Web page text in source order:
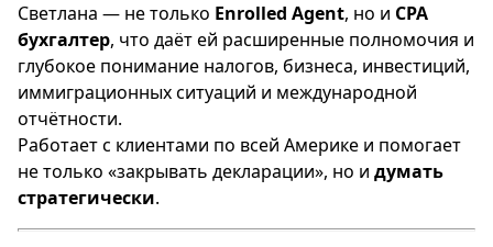
Светлана — не только Enrolled Agent, но и CPA
бухгалтер, что даёт ей расширенные полномочия и
глубокое понимание налогов, бизнеса, инвестиций,
иммиграционных ситуаций и международной
отчётности.
Работает с клиентами по всей Америке и помогает
не только «закрывать декларации», но и думать
стратегически.